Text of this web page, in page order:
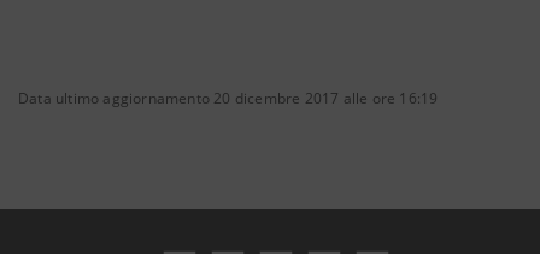
Data ultimo aggiornamento 20 dicembre 2017 alle ore 16:19